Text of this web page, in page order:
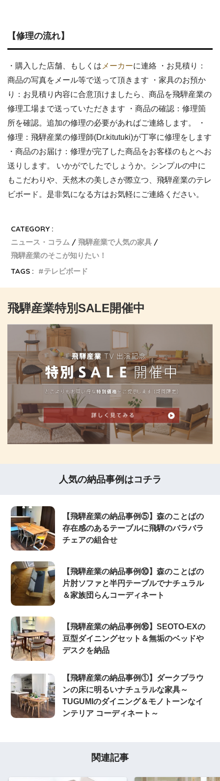
【修理の流れ】
・購入した店舗、もしくは メーカーに連絡 ・お見積り：
商品の写真をメール等で送って頂きます ・家具のお預か
り：お見積り内容に合意頂けましたら、商品を飛騨産業の
修理工場まで送っていただきます ・商品の確認：修理箇
所を確認。追加の修理の必要があればご連絡します。 ・
修理：飛騨産業の修理師(Dr.kitutuki)が丁寧に修理をします
・商品のお届け：修理が完了した商品をお客様のもとへお
送りします。 いかがでしたでしょうか。シンプルの中に
もこだわりや、天然木の美しさが際立つ、飛騨産業のテレ
ビボード。是非気になる方はお気軽にご連絡ください。
CATEGORY :
ニュース・コラム
飛騨産業で人気の家具
飛騨産業のそこが知りたい！
TAGS :
テレビボード
飛騨産業特別SALE開催中
人気の納品事例はコチラ
【飛騨産業の納品事例⑤】森のことばの
存在感のあるテーブルに飛騨のバラバラ
チェアの組合せ
【飛騨産業の納品事例⑩】森のことばの
片肘ソファと半円テーブルでナチュラル
＆家族団らんコーディネート
【飛騨産業の納品事例⑯】SEOTO-EXの
豆型ダイニングセット＆無垢のベッドや
デスクを納品
【飛騨産業の納品事例①】ダークブラウ
ンの床に明るいナチュラルな家具～
TUGUMIのダイニング＆モノトーンなイ
ンテリア コーディネート～
関連記事